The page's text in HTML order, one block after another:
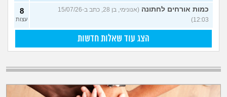
כמות אורחים לחתונה
(אנונימי, בן 28, כתב ב-15/07/26
12:03)
8
עצות
הצג עוד שאלות חדשות